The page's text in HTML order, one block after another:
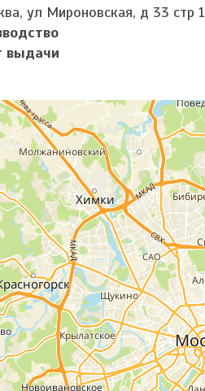
ул Мироновская, д 33 стр 1
выдачи